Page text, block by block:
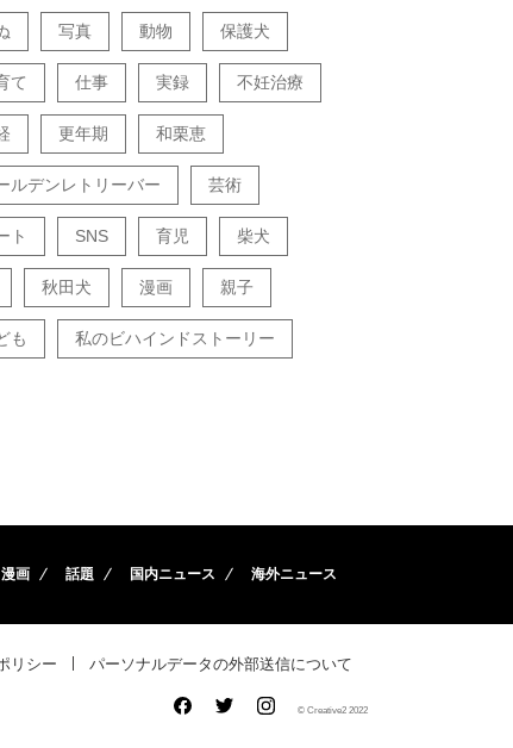
写真 動物 保護犬
て 仕事 実録 不妊治療
更年期 和栗恵
ルデンレトリーバー 芸術
ト SNS 育児 柴犬
秋田犬 漫画 親子
も 私のビハインドストーリー
漫画 話題 国内ニュース 海外ニュース
リシー パーソナルデータの外部送信について
© Creative2 2022